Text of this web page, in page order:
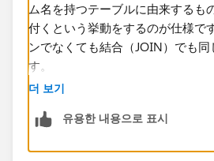
KEY(Bテーブル)
項目A(Bテーブル)
項目D
項目E
Cテーブル
項目A(Cテーブル)
ム名を持つテーブルに由来するも
付くという挙動をするのが仕様で
ンでなくても結合（JOIN）でも同
す。
という機能はありません。
더 보기
유용한 내용으로 표시